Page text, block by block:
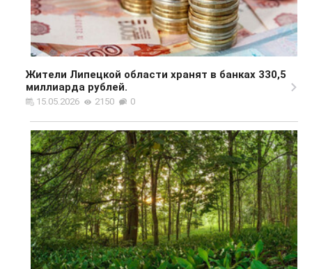
Жители Липецкой области хранят в банках 330,5
миллиарда рублей.
15.05.2026 2150 0